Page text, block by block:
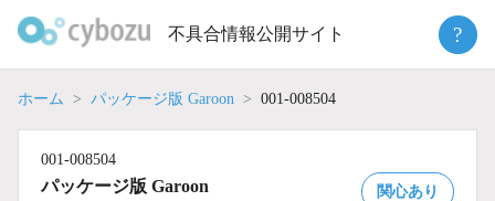
不具合情報公開サイト ?
ホーム パッケージ版 Garoon 001-008504
001-008504
パッケージ版 Garoon
関心あり